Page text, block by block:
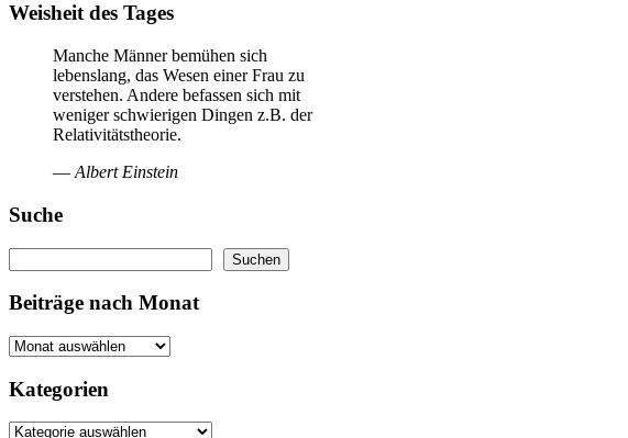
Weisheit des Tages
Manche Männer bemühen sich
lebenslang, das Wesen einer Frau zu
verstehen. Andere befassen sich mit
weniger schwierigen Dingen z.B. der
Relativitätstheorie.
— Albert Einstein
Suche
Suchen
Beiträge nach Monat
Kategorien